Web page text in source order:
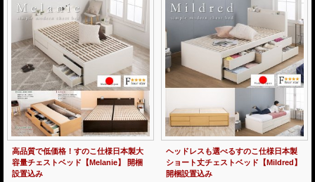
高品質で低価格！すのこ仕様日本製大
容量チェストベッド【Melanie】 開梱
設置込み
ヘッドレスも選べるすのこ仕様日本製
ショート丈チェストベッド【Mildred】
開梱設置込み